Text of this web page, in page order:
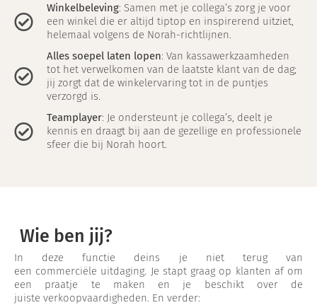
Winkelbeleving: Samen met je collega’s zorg je voor
een winkel die er altijd tiptop en inspirerend uitziet,
helemaal volgens de Norah-richtlijnen.
Alles soepel laten lopen: Van kassawerkzaamheden
tot het verwelkomen van de laatste klant van de dag;
jij zorgt dat de winkelervaring tot in de puntjes
verzorgd is.
Teamplayer: Je ondersteunt je collega’s, deelt je
kennis en draagt bij aan de gezellige en professionele
sfeer die bij Norah hoort.
Wie ben jij?
In deze functie deins je niet terug van
een commerciële uitdaging. Je stapt graag op klanten af om
een praatje te maken en je beschikt over de
juiste verkoopvaardigheden. En verder: